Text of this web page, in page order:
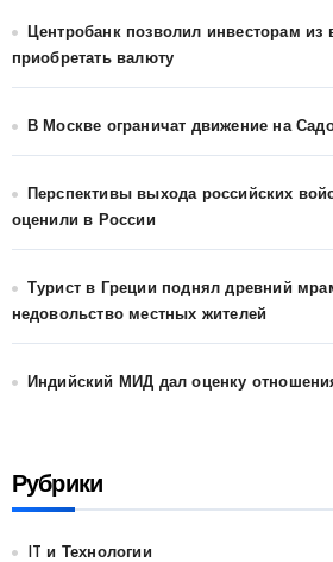
Центробанк позволил инвесторам из
приобретать валюту
В Москве ограничат движение на
Перспективы выхода российских
оценили в России
Турист в Греции поднял древний
недовольство местных жителей
Индийский МИД дал оценку
Рубрики
IT и Технологии